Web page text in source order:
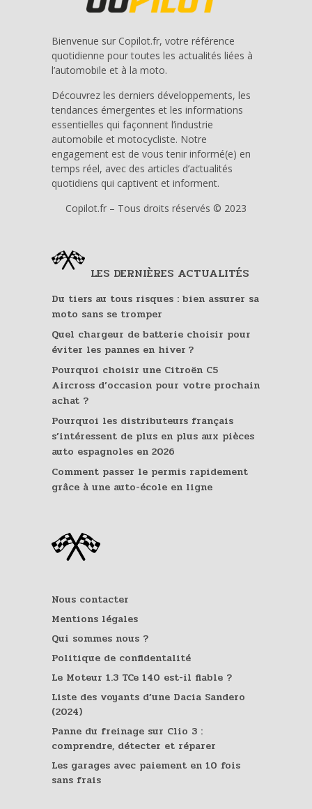
Bienvenue sur Copilot.fr, votre référence
quotidienne pour toutes les actualités liées à
l’automobile et à la moto.
Découvrez les derniers développements, les
tendances émergentes et les informations
essentielles qui façonnent l’industrie
automobile et motocycliste. Notre
engagement est de vous tenir informé(e) en
temps réel, avec des articles d’actualités
quotidiens qui captivent et informent.
Copilot.fr – Tous droits réservés © 2023
LES DERNIÈRES ACTUALITÉS
Du tiers au tous risques : bien assurer sa
moto sans se tromper
Quel chargeur de batterie choisir pour
éviter les pannes en hiver ?
Pourquoi choisir une Citroën C5
Aircross d’occasion pour votre prochain
achat ?
Pourquoi les distributeurs français
s’intéressent de plus en plus aux pièces
auto espagnoles en 2026
Comment passer le permis rapidement
grâce à une auto-école en ligne
Nous contacter
Mentions légales
Qui sommes nous ?
Politique de confidentalité
Le Moteur 1.3 TCe 140 est-il fiable ?
Liste des voyants d’une Dacia Sandero
(2024)
Panne du freinage sur Clio 3 :
comprendre, détecter et réparer
Les garages avec paiement en 10 fois
sans frais